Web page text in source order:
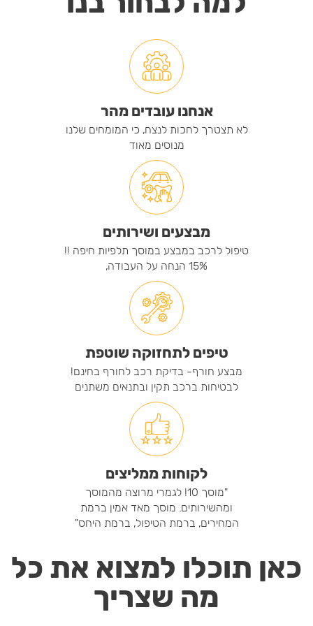
אנחנו עובדים מהר
לא תצטרך לחכות לנצח, כי המומחים שלנו
מנוסים מאוד
מבצעים ושירותים
טיפול לרכב במבצע במוסך תלפיות חיפה !!
15% הנחה על העבודה,
טיפים לתחזוקה שוטפת
מבצע חורף- בדיקת רכב לחורף בחינם!
לבטיחות ברכב תקין ובתנאים משתנים
לקוחות ממליצים
"מוסך 10! לגמרי מרוצה מהמוסך
ומהשירותים. מוסך מאד אמין ברמת
המחירים, ברמת הטיפול, ברמת היחס"
כאן תוכלו למצוא את כל
מה שצריך